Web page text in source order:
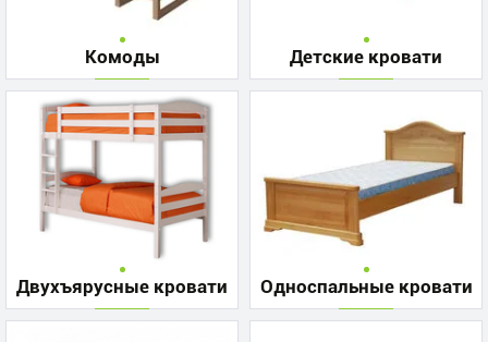
Комоды Детские кровати
Двухъярусные кровати Односпальные кровати